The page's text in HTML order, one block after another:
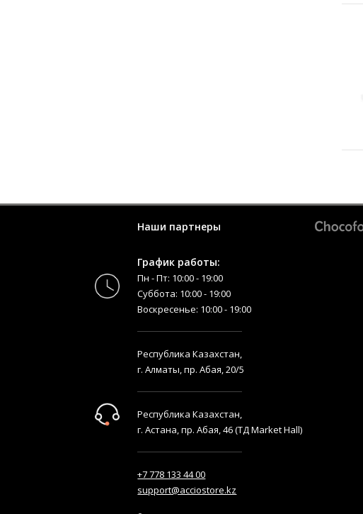
Наши партнеры
График работы:
Пн - Пт: 10:00 - 19:00
Суббота: 10:00 - 19:00
Воскресенье: 10:00 - 19:00
Республика Казахстан,
г. Алматы, пр. Абая, 20/5
Республика Казахстан,
г. Астана, пр. Абая, 46 (ТД Market Hall)
+7 778 133 44 00
support@acciostore.kz